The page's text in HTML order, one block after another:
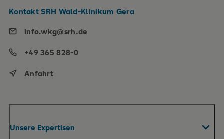
Unsere Expertisen
Kontakt SRH Wald-Klinikum Gera
info.wkg@srh.de
+49 365 828-0
Anfahrt